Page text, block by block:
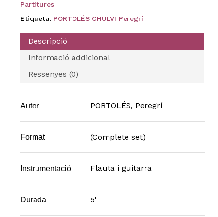
Partitures
Etiqueta: PORTOLÉS CHULVI Peregrí
Descripció
Informació addicional
Ressenyes (0)
Autor PORTOLÉS, Peregrí
Format (Complete set)
Instrumentació Flauta i guitarra
Durada 5'